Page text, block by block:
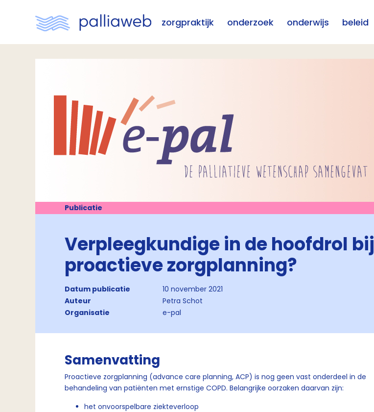
zorgpraktijk onderzoek onderwijs beleid
Publicatie
Verpleegkundige in de hoofdrol bij
proactieve zorgplanning?
Datum publicatie
10 november 2021
Auteur
Petra Schot
Organisatie
e-pal
Samenvatting
Proactieve zorgplanning (advance care planning, ACP) is nog geen vast onderdeel in de
behandeling van patiënten met ernstige COPD. Belangrijke oorzaken daarvan zijn:
het onvoorspelbare ziekteverloop